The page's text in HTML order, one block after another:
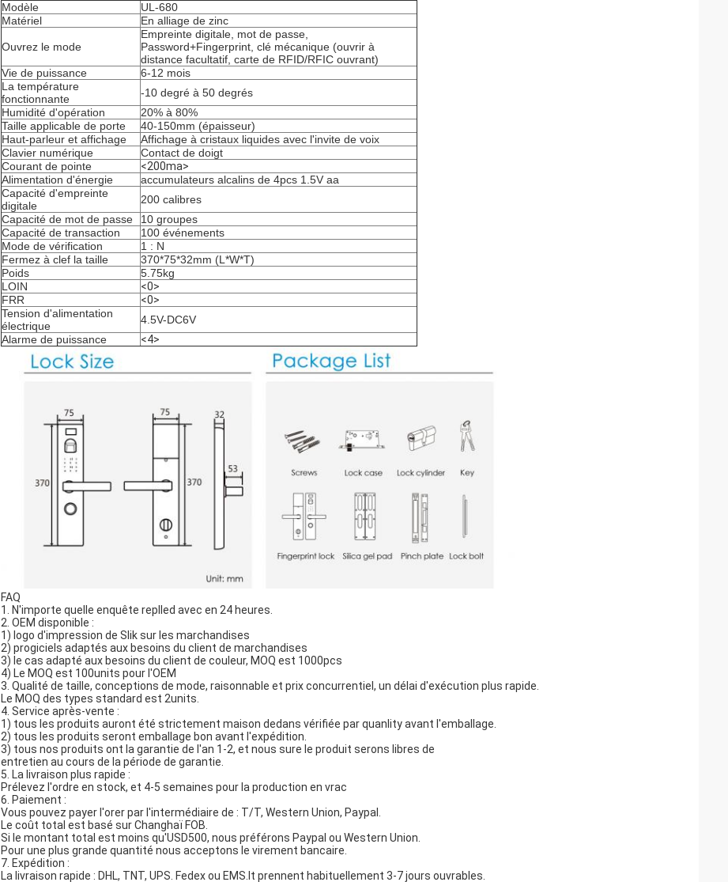
Modèle
UL-680
Matériel
En alliage de zinc
Ouvrez le mode
Empreinte digitale, mot de passe,
Password+Fingerprint, clé mécanique (ouvrir à
distance facultatif, carte de RFID/RFIC ouvrant)
Vie de puissance
6-12 mois
La température
fonctionnante
-10 degré à 50 degrés
Humidité d'opération
20% à 80%
Taille applicable de porte
40-150mm (épaisseur)
Haut-parleur et affichage
Affichage à cristaux liquides avec l'invite de voix
Clavier numérique
Contact de doigt
Courant de pointe
<200ma>
Alimentation d'énergie
accumulateurs alcalins de 4pcs 1.5V aa
Capacité d'empreinte
digitale
200 calibres
Capacité de mot de passe
10 groupes
Capacité de transaction
100 événements
Mode de vérification
1 : N
Fermez à clef la taille
370*75*32mm (L*W*T)
Poids
5.75kg
LOIN
<0>
FRR
<0>
Tension d'alimentation
électrique
4.5V-DC6V
Alarme de puissance
<4>
FAQ
1. N'importe quelle enquête replled avec en 24 heures.
2. OEM disponible :
1) logo d'impression de Slik sur les marchandises
2) progiciels adaptés aux besoins du client de marchandises
3) le cas adapté aux besoins du client de couleur, MOQ est 1000pcs
4) Le MOQ est 100units pour l'OEM
3. Qualité de taille, conceptions de mode, raisonnable et prix concurrentiel, un délai d'exécution plus rapide.
Le MOQ des types standard est 2units.
4. Service après-vente :
1) tous les produits auront été strictement maison dedans vérifiée par quanlity avant l'emballage.
2) tous les produits seront emballage bon avant l'expédition.
3) tous nos produits ont la garantie de l'an 1-2, et nous sure le produit serons libres de
entretien au cours de la période de garantie.
5. La livraison plus rapide :
Prélevez l'ordre en stock, et 4-5 semaines pour la production en vrac
6. Paiement :
Vous pouvez payer l'orer par l'intermédiaire de : T/T, Western Union, Paypal.
Le coût total est basé sur Changhaï FOB.
Si le montant total est moins qu'USD500, nous préférons Paypal ou Western Union.
Pour une plus grande quantité nous acceptons le virement bancaire.
7. Expédition :
La livraison rapide : DHL, TNT, UPS. Fedex ou EMS.It prennent habituellement 3-7 jours ouvrables.